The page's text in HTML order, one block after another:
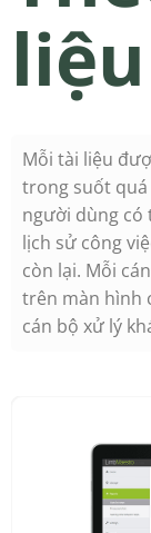
liệu
Mỗi tài liệu
trong suốt quá
người dùng có
lịch sử công
còn lại. Mỗi
trên màn hình
cán bộ xử lý